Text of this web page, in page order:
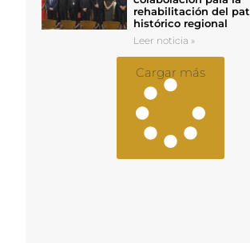
rehabilitación del
histórico regional
Leer noticia »
Cargar más